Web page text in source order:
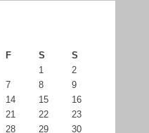
F S
S
1
2
7 8
9
14 15
16
21 22
23
28 29
30